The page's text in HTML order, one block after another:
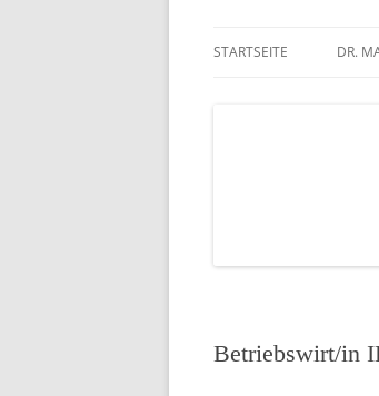
STARTSEITE DR.
Betriebswirt/in